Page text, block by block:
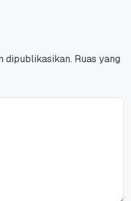
dipublikasikan. Ruas yang